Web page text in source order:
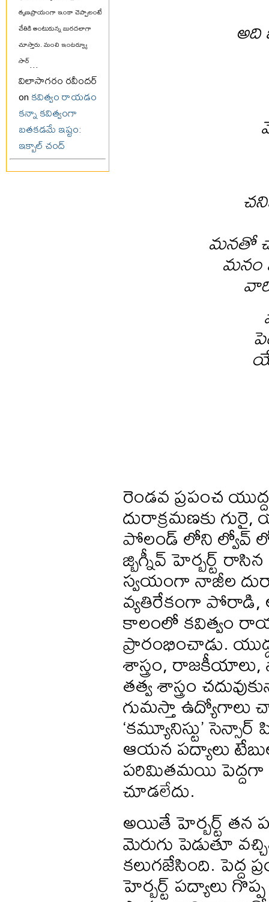
తృణప్రాయంగా ఇంకా చెప్పాలంటే
చేతికి అంటుకున్న బురదలాగా
చూస్తారు. మంచి ఇంటర్వ్యూ
సార్...
విలాసాగరం రవీందర్
onకవిత్వం రాయడం
కన్నా కవిత్వంగా
బతకడమే ఇష్టం:
ఇక్బాల్ చంద్
అది
మనతో
మనం
రెండవ ప్రపంచ
దురాక్రమణకు
పోలండ్ లోని ల్వోవ్ లో
జ్బిగ్నీవ్ హెర్బర్ట్
స్వయంగా నాజీల
వ్యతిరేకంగా పోరాడి,
కాలంలో కవిత్వం
ప్రారంభించాడు.
శాస్త్రం, రాజకీయాలు,
తత్వ శాస్త్రం
గుమస్తా
‘కమ్యూనిస్టు’
ఆయన పద్యాలు
పరిమితమయి పెద్దగా
చూడలేదు.
అయితే హెర్బర్ట్ తన
మెరుగు పెడుతూ
కలుగజేసింది. పెద్ద
హెర్బర్ట్ పద్యాలు